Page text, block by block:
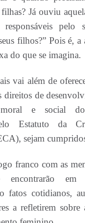
filhas? Já ouviu
pelo
filhos?” Pois é, a
do que se imagina.
vai além de
direitos de
e social
Estatuto da
sejam
franco com as
encontrarão em
fatos cotidianos,
a refletirem sobre